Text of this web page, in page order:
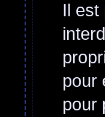
Il est
pour
pour